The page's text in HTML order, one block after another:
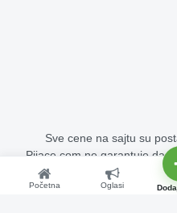
Sve cene na sajtu su
Pijace.com ne garantuje da
potpuno
Copyright © 2015 - 2026
Početna Oglasi